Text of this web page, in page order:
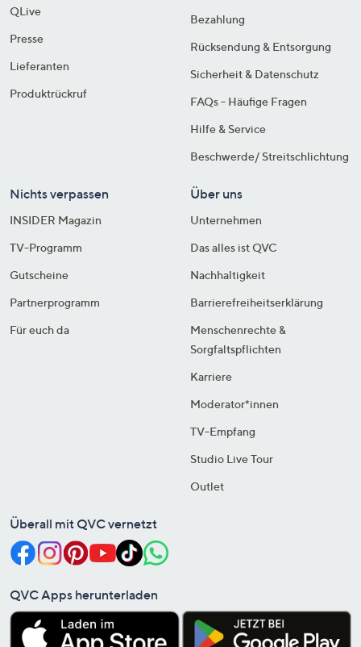
QLive
Presse
Lieferanten
Produktrückruf
Bezahlung
Rücksendung & Entsorgung
Sicherheit & Datenschutz
FAQs - Häufige Fragen
Hilfe & Service
Beschwerde/ Streitschlichtung
Nichts verpassen
INSIDER Magazin
TV-Programm
Gutscheine
Partnerprogramm
Für euch da
Über uns
Unternehmen
Das alles ist QVC
Nachhaltigkeit
Barrierefreiheitserklärung
Menschenrechte &
Sorgfaltspflichten
Karriere
Moderator*innen
TV-Empfang
Studio Live Tour
Outlet
Überall mit QVC vernetzt
QVC Apps herunterladen